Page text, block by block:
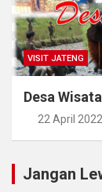
VISIT JATENG
Desa
22 April 2022
Jangan